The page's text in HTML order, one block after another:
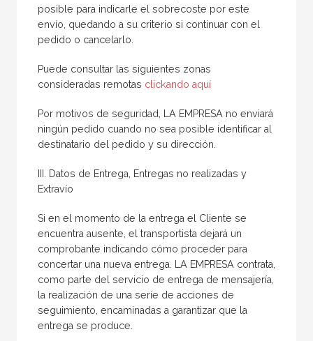
posible para indicarle el sobrecoste por este
envío, quedando a su criterio si continuar con el
pedido o cancelarlo.
Puede consultar las siguientes zonas
consideradas remotas clickando aquí
Por motivos de seguridad, LA EMPRESA no enviará
ningún pedido cuando no sea posible identificar al
destinatario del pedido y su dirección.
III. Datos de Entrega, Entregas no realizadas y
Extravío
Si en el momento de la entrega el Cliente se
encuentra ausente, el transportista dejará un
comprobante indicando cómo proceder para
concertar una nueva entrega. LA EMPRESA contrata,
como parte del servicio de entrega de mensajería,
la realización de una serie de acciones de
seguimiento, encaminadas a garantizar que la
entrega se produce.